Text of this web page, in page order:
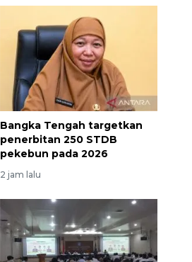
Bangka Tengah targetkan
penerbitan 250 STDB
pekebun pada 2026
2 jam lalu